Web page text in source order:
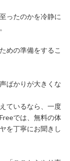
ったのかを冷静に
めの準備をするこ
ばかりが大きくな
ているなら、一度
では、無料の体
を丁寧にお聞きし